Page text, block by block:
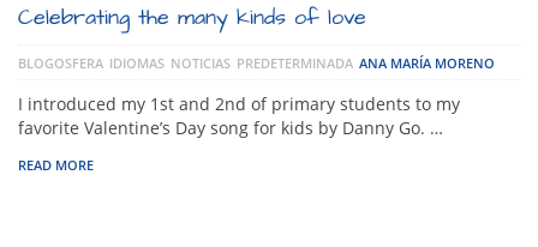
Celebrating the many kinds of love
BLOGOSFERA IDIOMAS NOTICIAS PREDETERMINADA ANA MARÍA MORENO
I introduced my 1st and 2nd of primary students to my
favorite Valentine’s Day song for kids by Danny Go. …
READ MORE